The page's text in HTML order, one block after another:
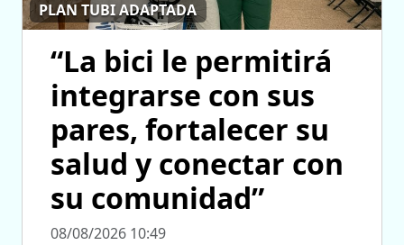
PLAN TUBI ADAPTADA
“La bici le permitirá
integrarse con sus
pares, fortalecer su
salud y conectar con
su comunidad”
08/08/2026 10:49